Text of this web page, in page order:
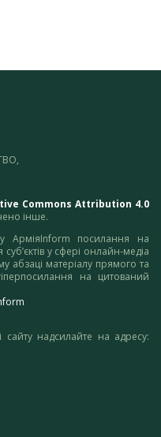
Commons Attribution 4.0
інше.
АрміяInform посилання на
суб’єктів у сфері онлайн-медіа
абзаці матеріалу прямого та
на цитований
сайту надсилайте на адресу: